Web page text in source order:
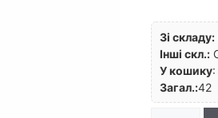
Зі складу:
Інші скл.:
У кошику:
Загал.:42